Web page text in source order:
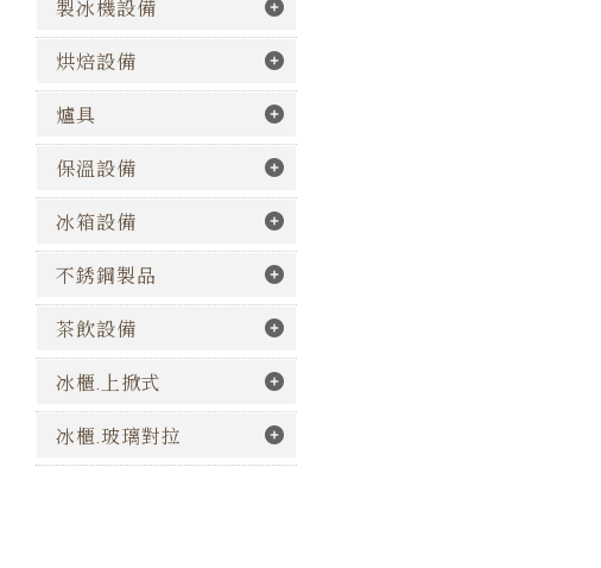
製冰機設備
烘焙設備
爐具
保溫設備
冰箱設備
不銹鋼製品
茶飲設備
冰櫃.上掀式
冰櫃.玻璃對拉